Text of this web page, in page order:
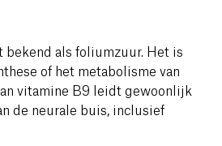
bekend als foliumzuur. Het is
of het metabolisme van
vitamine B9 leidt gewoonlijk
de neurale buis, inclusief